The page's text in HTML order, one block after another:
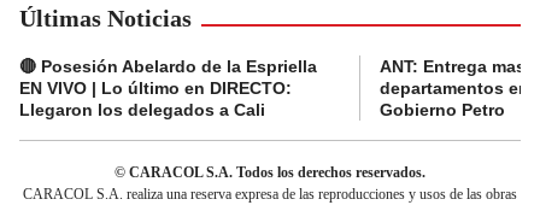
Últimas Noticias
🔴 Posesión Abelardo de la Espriella
EN VIVO | Lo último en DIRECTO:
Llegaron los delegados a Cali
ANT: Entrega
departamentos en
Gobierno Petro
© CARACOL S.A. Todos los derechos reservados.
CARACOL S.A. realiza una reserva expresa de las reproducciones y usos de las obras